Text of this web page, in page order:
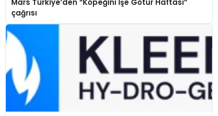
Mars Türkiye’den “Köpeğini İşe Götür Haftası”
çağrısı